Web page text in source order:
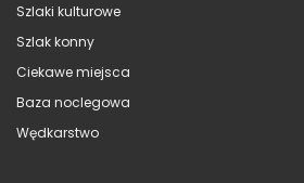
Szlaki kulturowe
Szlak konny
Ciekawe miejsca
Baza noclegowa
Wędkarstwo